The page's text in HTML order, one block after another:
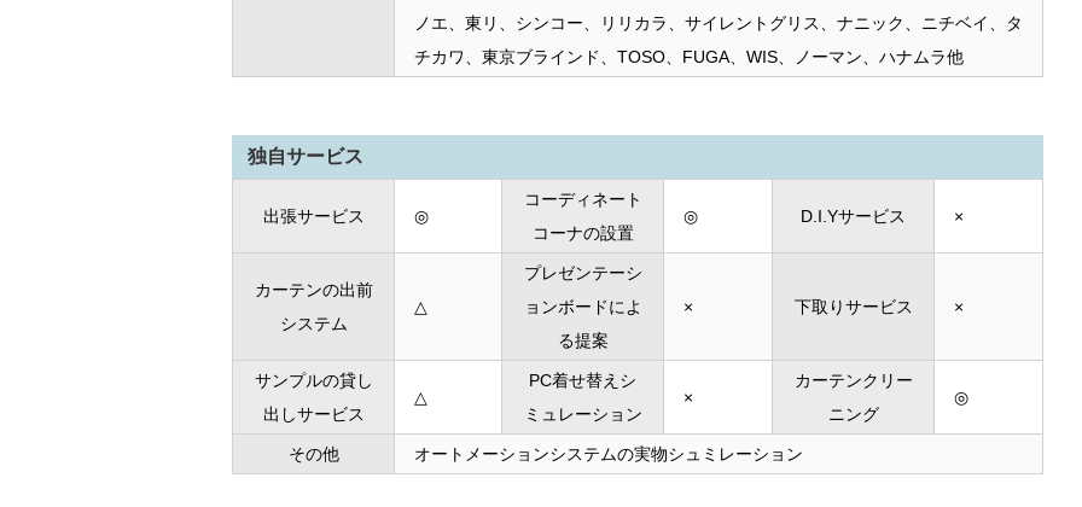
ノエ、東リ、シンコー、リリカラ、サイレントグリス、ナニック、ニチベイ、タ
チカワ、東京ブラインド、TOSO、FUGA、WIS、ノーマン、ハナムラ他
独自サービス
出張サービス ◎
コーディネート
コーナの設置
◎ D.I.Yサービス ×
カーテンの出前
システム
△
プレゼンテーシ
ョンボードによ
る提案
× 下取りサービス ×
サンプルの貸し
出しサービス
△
PC着せ替えシ
ミュレーション
×
カーテンクリー
ニング
◎
その他 オートメーションシステムの実物シュミレーション